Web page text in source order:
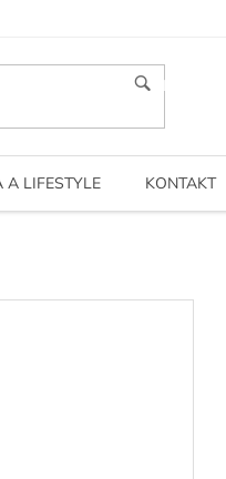
HLEDAT
A LIFESTYLE KONTAKT